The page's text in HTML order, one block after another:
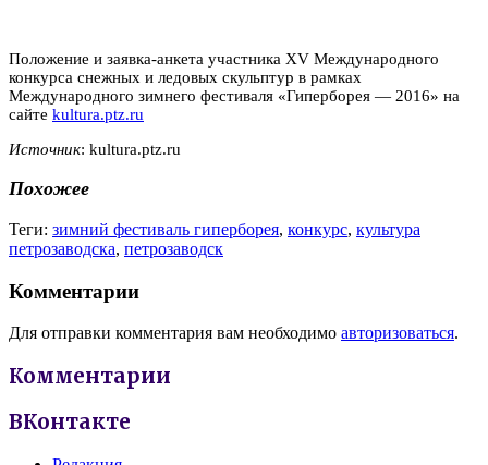
Положение и заявка-анкета участника XV Международного
конкурса снежных и ледовых скульптур в рамках
Международного зимнего фестиваля «Гиперборея — 2016» на
сайте kultura.ptz.ru
Источник: kultura.ptz.ru
Похожее
Теги: зимний фестиваль гиперборея, конкурс, культура
петрозаводска, петрозаводск
Комментарии
Для отправки комментария вам необходимо авторизоваться.
Комментарии
ВКонтакте